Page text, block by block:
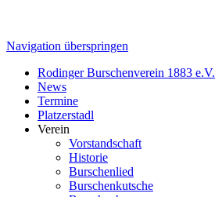
Navigation überspringen
Rodinger Burschenverein 1883 e.V.
News
Termine
Platzerstadl
Verein
Vorstandschaft
Historie
Burschenlied
Burschenkutsche